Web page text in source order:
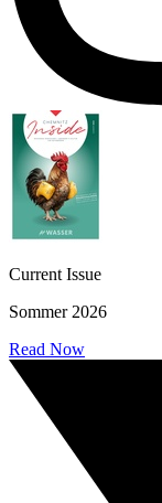
Current Issue
Sommer 2026
Read Now